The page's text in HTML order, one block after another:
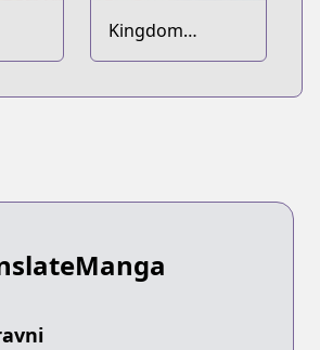
Kingdom
Bangai-hen